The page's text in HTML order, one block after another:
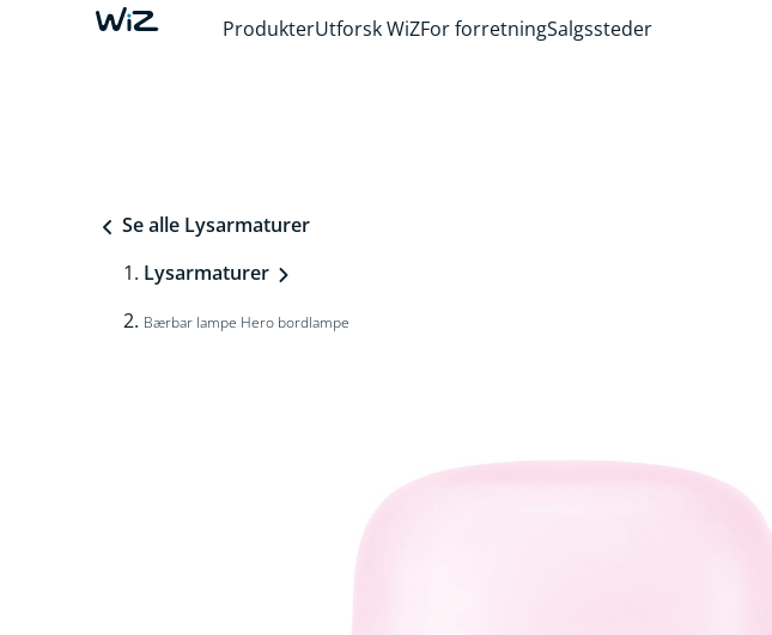
ProdukterUtforsk WiZFor forretningSalgssteder
Se alle Lysarmaturer
Lysarmaturer
Bærbar lampe Hero bordlampe